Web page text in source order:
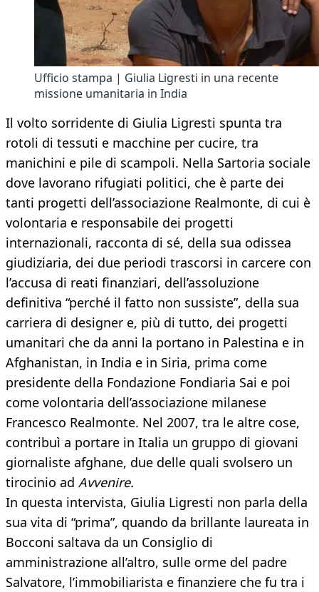
Ufficio stampa | Giulia Ligresti in una recente
missione umanitaria in India
Il volto sorridente di Giulia Ligresti spunta tra
rotoli di tessuti e macchine per cucire, tra
manichini e pile di scampoli. Nella Sartoria sociale
dove lavorano rifugiati politici, che è parte dei
tanti progetti dell’associazione Realmonte, di cui è
volontaria e responsabile dei progetti
internazionali, racconta di sé, della sua odissea
giudiziaria, dei due periodi trascorsi in carcere con
l’accusa di reati finanziari, dell’assoluzione
definitiva “perché il fatto non sussiste”, della sua
carriera di designer e, più di tutto, dei progetti
umanitari che da anni la portano in Palestina e in
Afghanistan, in India e in Siria, prima come
presidente della Fondazione Fondiaria Sai e poi
come volontaria dell’associazione milanese
Francesco Realmonte. Nel 2007, tra le altre cose,
contribuì a portare in Italia un gruppo di giovani
giornaliste afghane, due delle quali svolsero un
tirocinio ad Avvenire.
In questa intervista, Giulia Ligresti non parla della
sua vita di “prima”, quando da brillante laureata in
Bocconi saltava da un Consiglio di
amministrazione all’altro, sulle orme del padre
Salvatore, l’immobiliarista e finanziere che fu tra i